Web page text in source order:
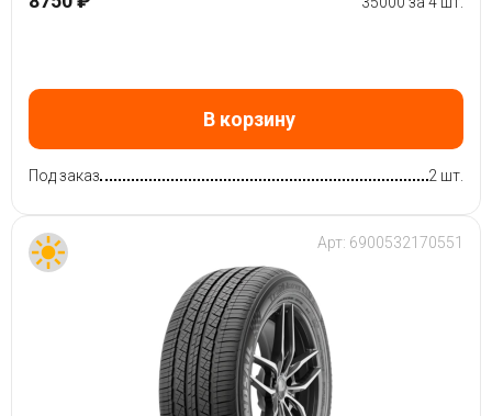
В корзину
Под заказ 2 шт.
Арт: 6900532170551